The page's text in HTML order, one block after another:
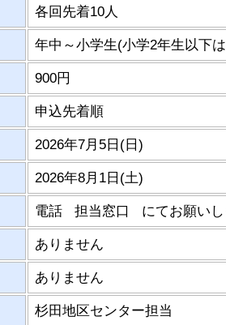
各回先着10人
年中～小学生(小学2年生以下
900円
申込先着順
2026年7月5日(日)
2026年8月1日(土)
電話 担当窓口 にてお願いし
ありません
ありません
杉田地区センター担当